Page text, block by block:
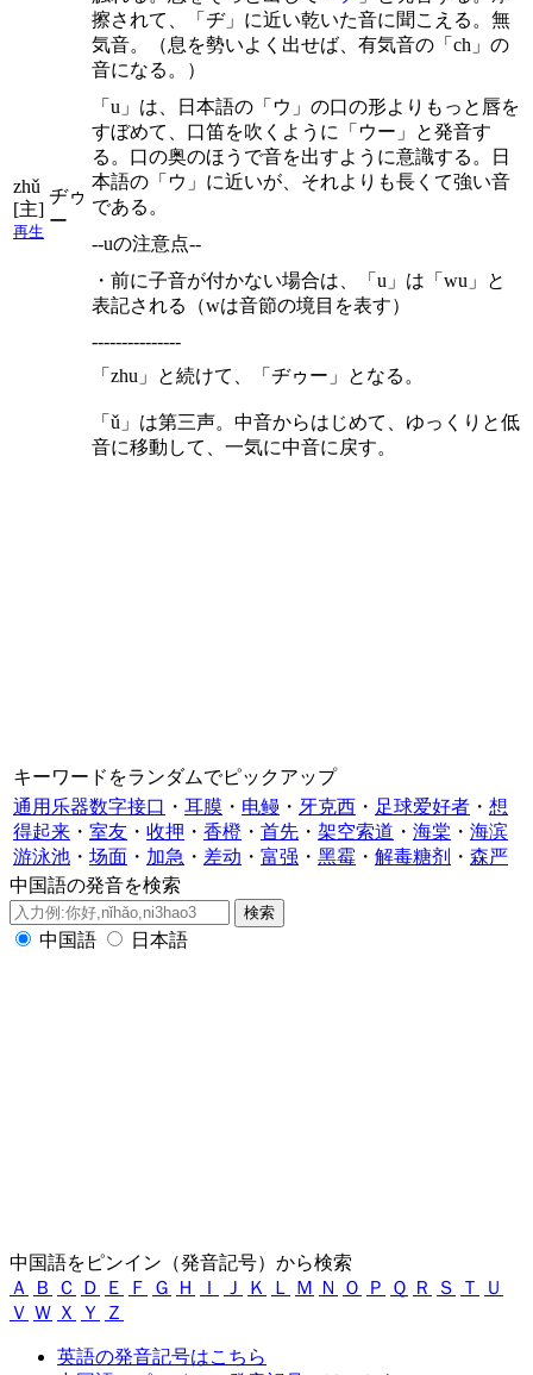
zhǔ
[主]
再生
ヂゥ
ー
擦されて、「ヂ」に近い乾いた音に聞こえる。無
気音。（息を勢いよく出せば、有気音の「ch」の
音になる。）
「u」は、日本語の「ウ」の口の形よりもっと唇を
すぼめて、口笛を吹くように「ウー」と発音す
る。口の奥のほうで音を出すように意識する。日
本語の「ウ」に近いが、それよりも長くて強い音
である。
--uの注意点--
・前に子音が付かない場合は、「u」は「wu」と
表記される（wは音節の境目を表す）
---------------
「zhu」と続けて、「ヂゥー」となる。
「ǔ」は第三声。中音からはじめて、ゆっくりと低
音に移動して、一気に中音に戻す。
キーワードをランダムでピックアップ
通用乐器数字接口 ・ 耳膜 ・ 电鳗 ・ 牙克西 ・ 足球爱好者 ・ 想
得起来 ・ 室友 ・ 收押 ・ 香橙 ・ 首先 ・ 架空索道 ・ 海棠 ・ 海滨
游泳池 ・ 场面 ・ 加急 ・ 差动 ・ 富强 ・ 黑霉 ・ 解毒糖剂 ・ 森严
中国語の発音を検索
中国語 日本語
中国語をピンイン（発音記号）から検索
Ａ
Ｂ Ｃ Ｄ Ｅ Ｆ Ｇ Ｈ Ｉ Ｊ Ｋ Ｌ Ｍ Ｎ Ｏ Ｐ Ｑ Ｒ Ｓ Ｔ
Ｕ
Ｖ Ｗ Ｘ Ｙ Ｚ
英語の発音記号はこちら